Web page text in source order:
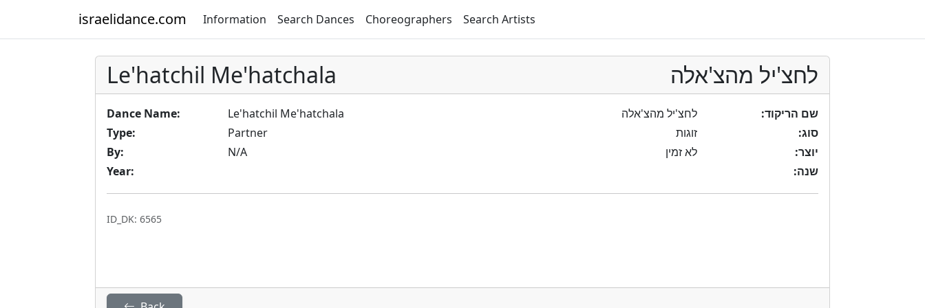
israelidance.com Information Search Dances Choreographers Search Artists
Le'hatchil Me'hatchala לחצ'יל מהצ'אלה
Dance Name:
Le'hatchil Me'hatchala
Type:
Partner
By:
N/A
Year:
שם הריקוד:
לחצ'יל מהצ'אלה
סוג:
זוגות
יוצר:
לא זמין
שנה:
ID_DK: 6565